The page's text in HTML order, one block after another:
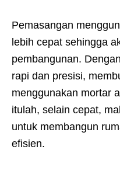
Pemasangan
lebih cepat sehingga
pembangunan.
rapi dan presisi,
menggunakan mortar
itulah, selain cepat,
untuk membangun
efisien.